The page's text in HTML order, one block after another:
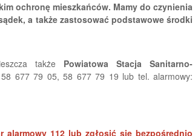
ochronę mieszkańców. Mamy do czynienia
a także zastosować podstawowe środki
także Powiatowa Stacja Sanitarno-
677 79 05, 58 677 79 19 lub tel. alarmowy:
112 lub zgłosić się bezpośrednio